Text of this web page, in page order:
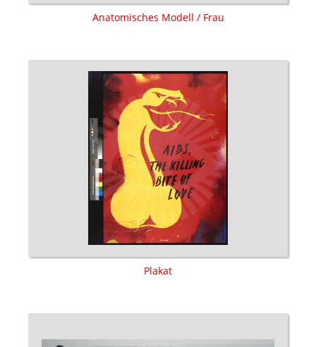
Anatomisches Modell / Frau
Plakat